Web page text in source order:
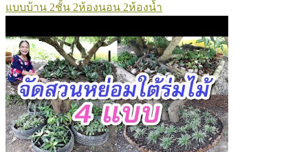
แบบบ้าน 2ชั้น 2ห้องนอน 2ห้องน้ำ